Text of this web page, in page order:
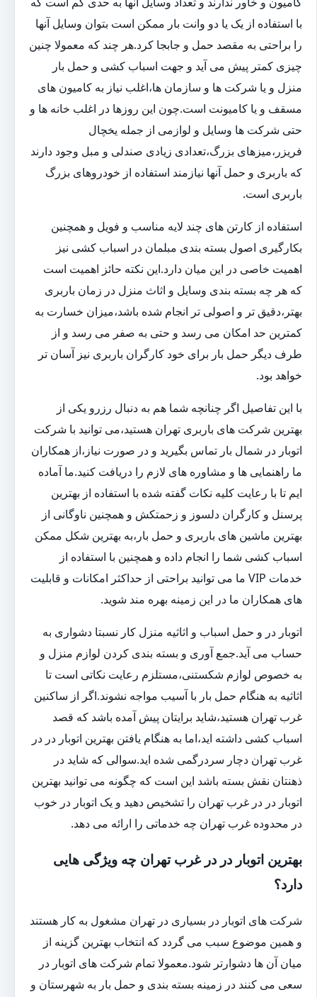
با استفاده از یک یا دو وانت بار ممکن است بتوان وسایل آنها
را براحتی به مقصد حمل و جابجا کرد.هر چند که معمولا چنین
چیزی کمتر پیش می آید و جهت اسباب کشی و حمل بار
منزل و یا شرکت ها و سازمان ها،اغلب نیاز به کامیون های
مسقف و یا کامیونت است.چون این روزها در اغلب خانه ها و
حتی شرکت ها وسایل و لوازمی از جمله یخچال
فریزر،میزهای بزرگ،تعدادی زیادی صندلی و مبل وجود دارند
که باربری و حمل آنها نیازمند استفاده از خودروهای بزرگ
باربری است.
استفاده از کارتن های چند لایه مناسب و فویل و همچنین
بکارگیری اصول بسته بندی مبلمان در اسباب کشی نیز
اهمیت خاصی در این میان دارد.این نکته حائز اهمیت است
که هر چه بسته بندی وسایل و اثاث منزل در زمان باربری
بهتر،دقیق تر و اصولی تر انجام شده باشد،میزان خسارت به
کمترین حد امکان می رسد و حتی به صفر می رسد و از
طرف دیگر حمل بار برای خود کارگران باربری نیز آسان تر
خواهد بود.
با این تفاصیل اگر چنانچه شما هم به دنبال رزرو یکی از
بهترین شرکت های باربری تهران هستید،می توانید با شرکت
اتوبار در شمال بار تماس بگیرید و در صورت نیاز،از همکاران
ما راهنمایی ها و مشاوره های لازم را دریافت کنید.ما آماده
ایم تا با رعایت کلیه نکات گفته شده با استفاده از بهترین
پرسنل و کارگران دلسوز و زحمتکش و همچنین ناوگانی از
بهترین ماشین های باربری و حمل بار،به بهترین شکل ممکن
اسباب کشی شما را انجام داده و همچنین با استفاده از
خدمات VIP ما می توانید براحتی از حداکثر امکانات و قابلیت
های همکاران ما در این زمینه بهره مند شوید.
اتوبار در و حمل اسباب و اثاثیه منزل کار نسبتا دشواری به
حساب می آید.جمع آوری و بسته بندی کردن لوازم منزل و
به خصوص لوازم شکستنی،مستلزم رعایت نکاتی است تا
اثاثیه به هنگام حمل بار با آسیب مواجه نشوند.اگر از ساکنین
غرب تهران هستید،شاید برایتان پیش آمده باشد که قصد
اسباب کشی داشته اید،اما به هنگام یافتن بهترین اتوبار در در
غرب تهران دچار سردرگمی شده اید.سوالی که شاید در
ذهنتان نقش بسته باشد این است که چگونه می توانید بهترین
اتوبار در در غرب تهران را تشخیص دهید و یک اتوبار در خوب
در محدوده غرب تهران چه خدماتی را ارائه می دهد.
بهترین اتوبار در در غرب تهران چه ویژگی هایی
دارد؟
شرکت های اتوبار در بسیاری در تهران مشغول به کار هستند
و همین موضوع سبب می گردد که انتخاب بهترین گزینه از
میان آن ها دشوارتر شود.معمولا تمام شرکت های اتوبار در
سعی می کنند در زمینه بسته بندی و حمل بار به شهرستان و